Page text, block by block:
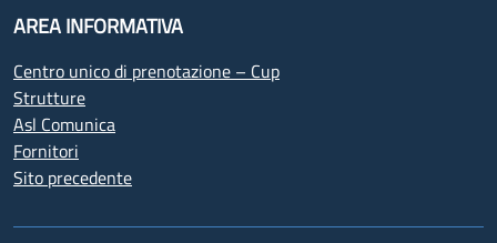
AREA INFORMATIVA
Centro unico di prenotazione – Cup
Strutture
Asl Comunica
Fornitori
Sito precedente